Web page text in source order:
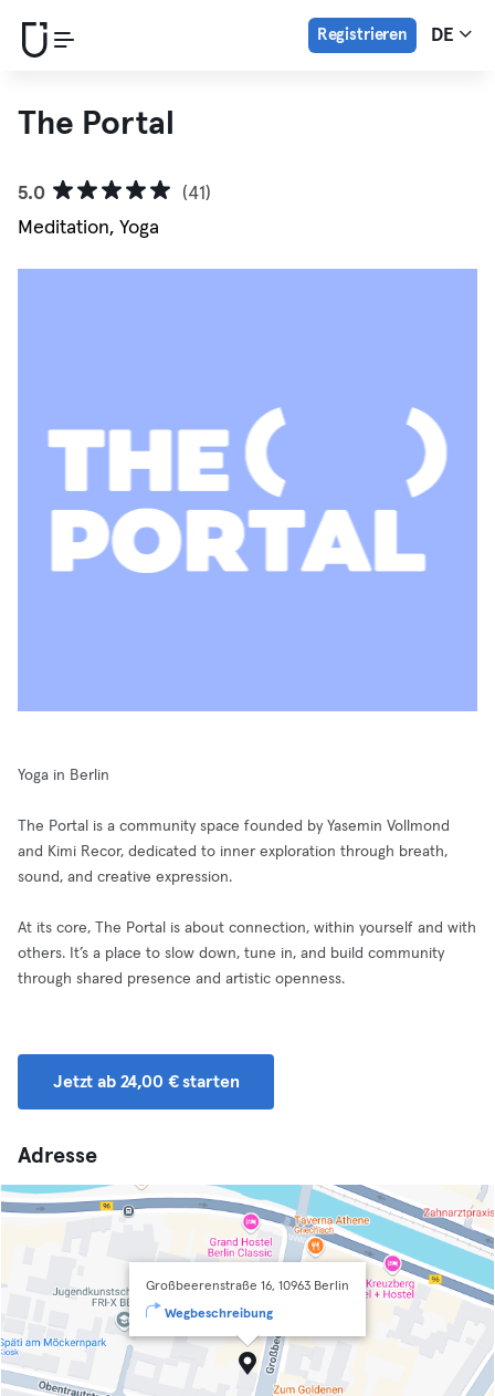
Registrieren DE
The Portal
5.0
(41)
Meditation, Yoga
Yoga in Berlin
The Portal is a community space founded by Yasemin Vollmond
and Kimi Recor, dedicated to inner exploration through breath,
sound, and creative expression.
At its core, The Portal is about connection, within yourself and with
others. It’s a place to slow down, tune in, and build community
through shared presence and artistic openness.
Jetzt ab 24,00 € starten
Adresse
Großbeerenstraße 16, 10963 Berlin
Wegbeschreibung